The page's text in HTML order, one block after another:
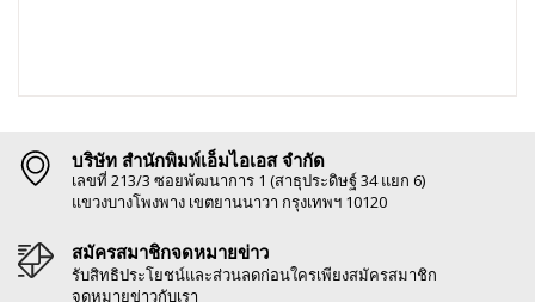
บริษัท สำนักพิมพ์เอ็มไอเอส จำกัด
เลขที่ 213/3 ซอยพัฒนาการ 1 (สาธุประดิษฐ์ 34 แยก 6)
แขวงบางโพงพาง เขตยานนาวา กรุงเทพฯ 10120
สมัครสมาชิกจดหมายข่าว
รับสิทธิประโยชน์และส่วนลดก่อนใครเพียงสมัครสมาชิก
จดหมายข่าวกับเรา